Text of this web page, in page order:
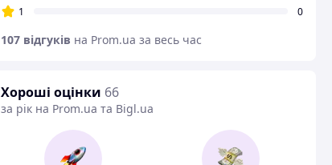
1
0
107 відгуків на Prom.ua за весь час
Хороші оцінки 66
за рік на Prom.ua та Bigl.ua